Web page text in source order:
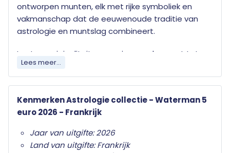
ontworpen munten, elk met rijke symboliek en
vakmanschap dat de eeuwenoude traditie van
astrologie en muntslag combineert.
Laat uw originaliteit en vernieuwende geest tot
leven komen met de astrologische munt
Watermanuit de exclusieve Astrologie collectie.
onafhankelijkheid, vooruitstrevend denken en
idealisme – eigenschappen die prachtig tot uiting
komen in het eigentijdse ontwerp en het verfijnde
vakmanschap van deze bijzondere munt. Elk detail
Lees meer...
Kenmerken Astrologie collectie - Waterman 5
euro 2026 - Frankrijk
Jaar van uitgifte: 2026
Land van uitgifte: Frankrijk